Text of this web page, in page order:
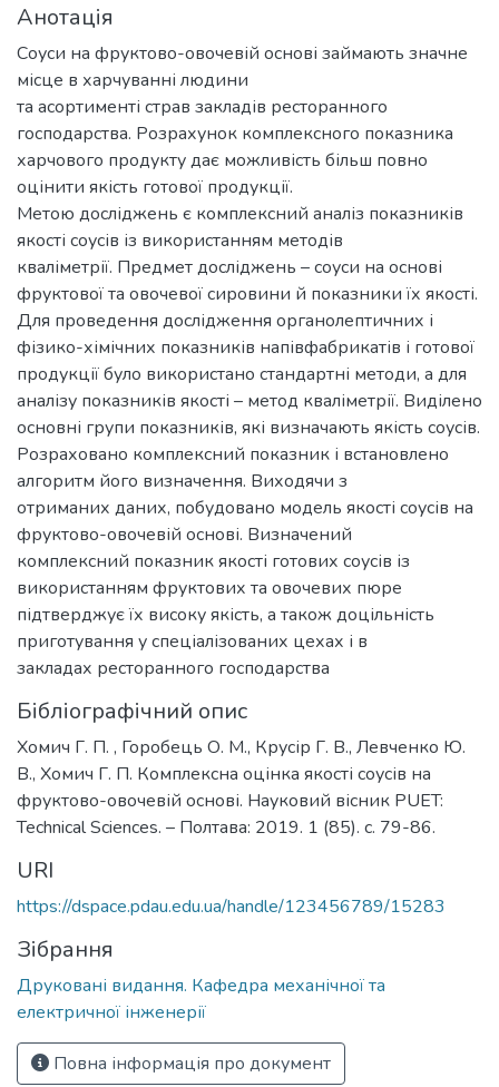
Анотація
Соуси на фруктово-овочевій основі займають значне
місце в харчуванні людини
та асортименті страв закладів ресторанного
господарства. Розрахунок комплексного показника
харчового продукту дає можливість більш повно
оцінити якість готової продукції.
Метою досліджень є комплексний аналіз показників
якості соусів із використанням методів
кваліметрії. Предмет досліджень – соуси на основі
фруктової та овочевої сировини й показники їх якості.
Для проведення дослідження органолептичних і
фізико-хімічних показників напівфабрикатів і готової
продукції було використано стандартні методи, а для
аналізу показників якості – метод кваліметрії. Виділено
основні групи показників, які визначають якість соусів.
Розраховано комплексний показник і встановлено
алгоритм його визначення. Виходячи з
отриманих даних, побудовано модель якості соусів на
фруктово-овочевій основі. Визначений
комплексний показник якості готових соусів із
використанням фруктових та овочевих пюре
підтверджує їх високу якість, а також доцільність
приготування у спеціалізованих цехах і в
закладах ресторанного господарства
Бібліографічний опис
Хомич Г. П. , Горобець О. М., Крусір Г. В., Левченко Ю.
В., Хомич Г. П. Комплексна оцінка якості соусів на
фруктово-овочевій основі. Науковий вісник PUET:
Technical Sciences. – Полтава: 2019. 1 (85). с. 79-86.
URI
https://dspace.pdau.edu.ua/handle/123456789/15283
Зібрання
Друковані видання. Кафедра механічної та
електричної інженерії
Повна інформація про документ